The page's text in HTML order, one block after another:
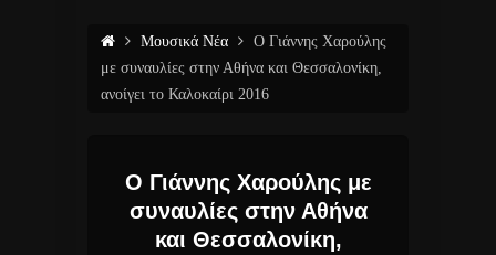
Μουσικά Νέα
Ο Γιάννης Χαρούλης
με συναυλίες στην Αθήνα και Θεσσαλονίκη,
ανοίγει το Καλοκαίρι 2016
Ο Γιάννης Χαρούλης με
συναυλίες στην Αθήνα
και Θεσσαλονίκη,